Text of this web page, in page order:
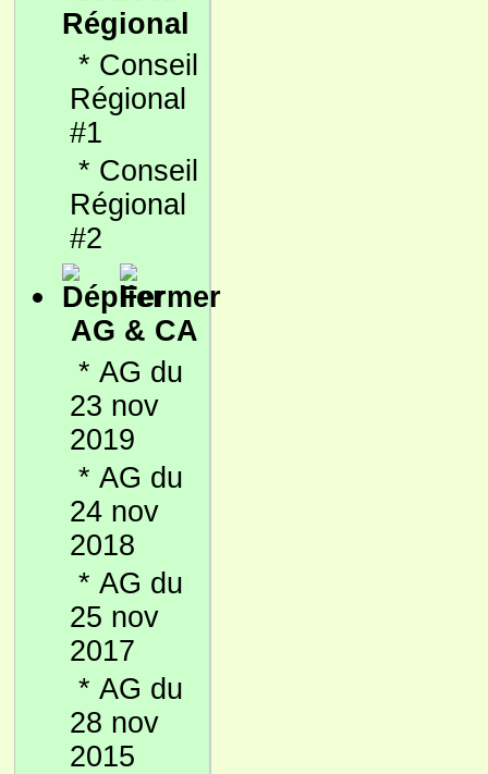
Régional
* Conseil
Régional
#1
* Conseil
Régional
#2
AG & CA
* AG du
23 nov
2019
* AG du
24 nov
2018
* AG du
25 nov
2017
* AG du
28 nov
2015